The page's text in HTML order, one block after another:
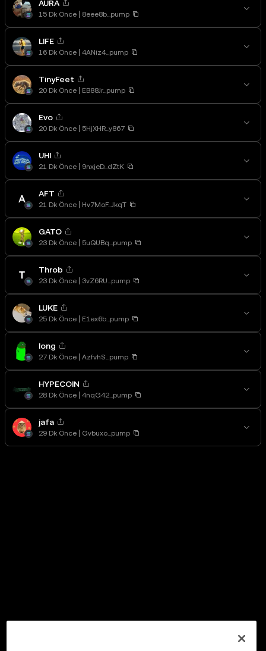
AURA
15 Dk Önce 8eee8b...pump
LIFE
16 Dk Önce 4ANiz4...pump
TinyFeet
20 Dk Önce EB88Jr...pump
Evo
20 Dk Önce 5HjXHR...y867
UHI
21 Dk Önce 9nxjeD...dZtK
AFT
21 Dk Önce Hv7MoF...JkqT
GATO
23 Dk Önce 5uQUBq...pump
Throb
23 Dk Önce 3vZ6RU...pump
LUKE
25 Dk Önce E1ex6b...pump
long
27 Dk Önce AzfvhS...pump
HYPECOIN
28 Dk Önce 4nqG42...pump
jafa
29 Dk Önce Gvbuxo...pump